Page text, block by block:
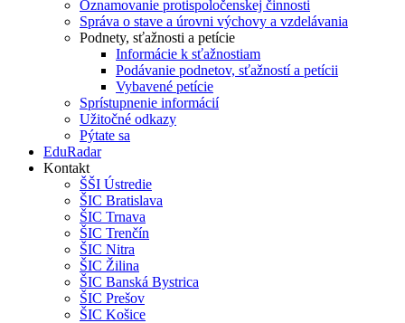
Oznamovanie protispoločenskej činnosti
Správa o stave a úrovni výchovy a vzdelávania
Podnety, sťažnosti a petície
Informácie k sťažnostiam
Podávanie podnetov, sťažností a petícii
Vybavené petície
Sprístupnenie informácií
Užitočné odkazy
Pýtate sa
EduRadar
Kontakt
ŠŠI Ústredie
ŠIC Bratislava
ŠIC Trnava
ŠIC Trenčín
ŠIC Nitra
ŠIC Žilina
ŠIC Banská Bystrica
ŠIC Prešov
ŠIC Košice